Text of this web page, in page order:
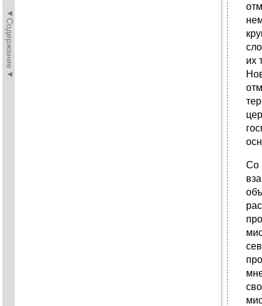
◄Содержание◄
их
Со